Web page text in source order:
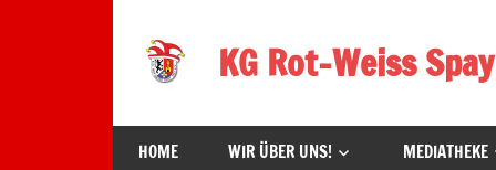
Inhalt
springen
KG Rot-Weiss
in
Spay!
HOME WIR ÜBER UNS! MEDIATHEKE